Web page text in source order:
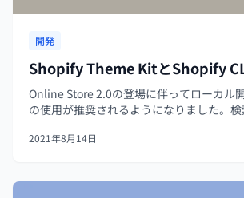
開発
Shopify Theme KitとShopify
Online Store 2.0の登場に伴ってローカル
の使用が推奨されるようになりました。
ため、混乱する方もおられるでしょう。
2021年8月14日